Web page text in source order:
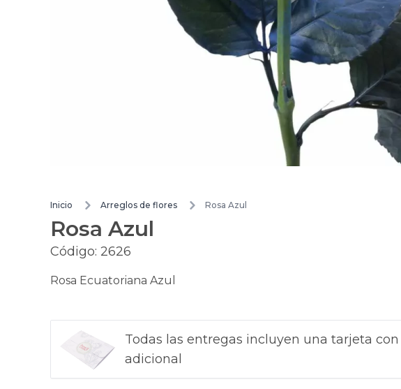
Inicio Arreglos de flores Rosa Azul
Rosa Azul
Código: 2626
Rosa Ecuatoriana Azul
Todas las entregas incluyen una tarjeta
adicional